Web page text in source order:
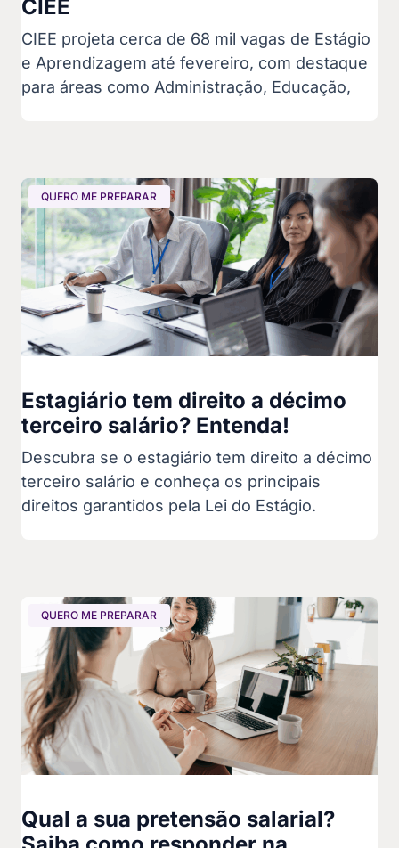
CIEE
CIEE projeta cerca de 68 mil vagas de Estágio
e Aprendizagem até fevereiro, com destaque
para áreas como Administração, Educação,
QUERO ME PREPARAR
Estagiário tem direito a décimo
terceiro salário? Entenda!
Descubra se o estagiário tem direito a décimo
terceiro salário e conheça os principais
direitos garantidos pela Lei do Estágio.
QUERO ME PREPARAR
Qual a sua pretensão salarial?